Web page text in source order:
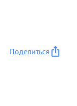
/
Поделиться